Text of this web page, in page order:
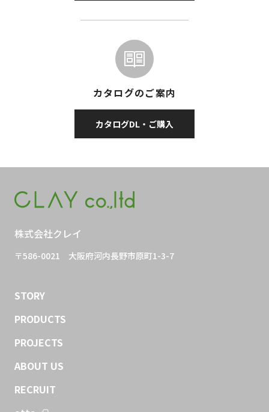
カタログのご案内
カタログDL・ご購入
株式会社クレイ
〒586-0021 大阪府河内長野市原町1-3-7
STORY
PRODUCTS
PROJECTS
ABOUT US
RECRUIT